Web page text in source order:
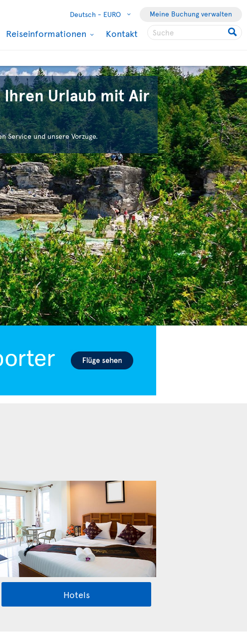
Deutsch - EURO Meine Buchung verwalten
Reiseinformationen Kontakt
Ihren Urlaub mit Air
Service und unsere Vorzüge.
Hotels